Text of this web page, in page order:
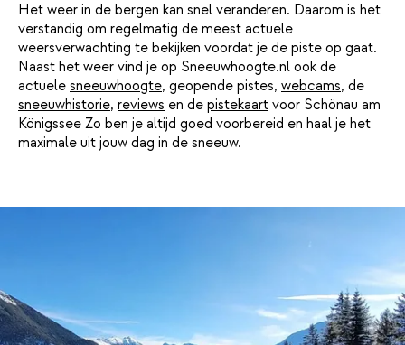
Het weer in de bergen kan snel veranderen. Daarom is het
verstandig om regelmatig de meest actuele
weersverwachting te bekijken voordat je de piste op gaat.
Naast het weer vind je op Sneeuwhoogte.nl ook de
actuele sneeuwhoogte, geopende pistes, webcams, de
sneeuwhistorie, reviews en de pistekaart voor Schönau am
Königssee Zo ben je altijd goed voorbereid en haal je het
maximale uit jouw dag in de sneeuw.